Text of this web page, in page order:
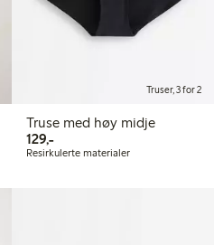
Truser, 3 for 2
Truse med høy midje
129,-129,00 kr
Resirkulerte materialer